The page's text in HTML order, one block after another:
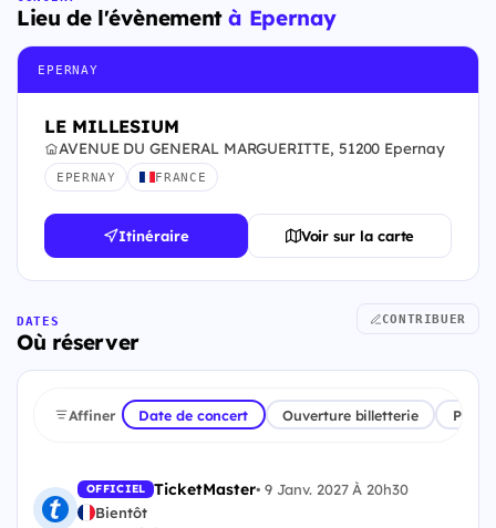
Lieu de l'évènementà Epernay
EPERNAY
LE MILLESIUM
AVENUE DU GENERAL MARGUERITTE, 51200 Epernay
EPERNAY FRANCE
Itinéraire Voir sur la carte
DATES
Où réserver
CONTRIBUER
Affiner Date de concert Ouverture billetterie
OFFICIEL TicketMaster•9 Janv. 2027 À 20h30
Bientôt